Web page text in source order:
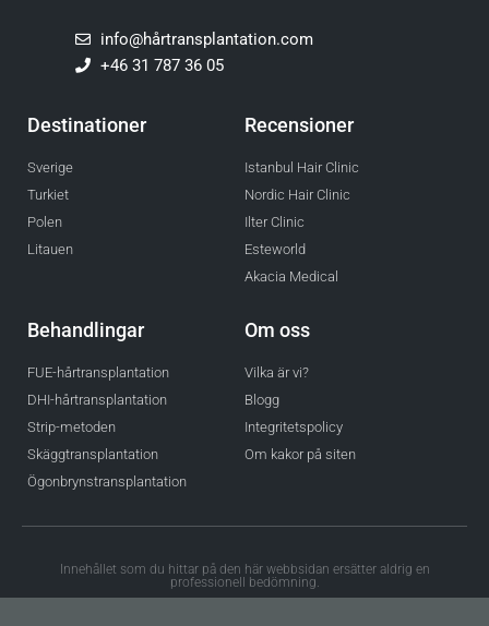
info@hårtransplantation.com
+46 31 787 36 05
Destinationer
Sverige
Turkiet
Polen
Litauen
Recensioner
Istanbul Hair Clinic
Nordic Hair Clinic
Ilter Clinic
Esteworld
Akacia Medical
Behandlingar
FUE-hårtransplantation
DHI-hårtransplantation
Strip-metoden
Skäggtransplantation
Ögonbrynstransplantation
Om oss
Vilka är vi?
Blogg
Integritetspolicy
Om kakor på siten
Innehållet som du hittar på den här webbsidan ersätter aldrig en
professionell bedömning.